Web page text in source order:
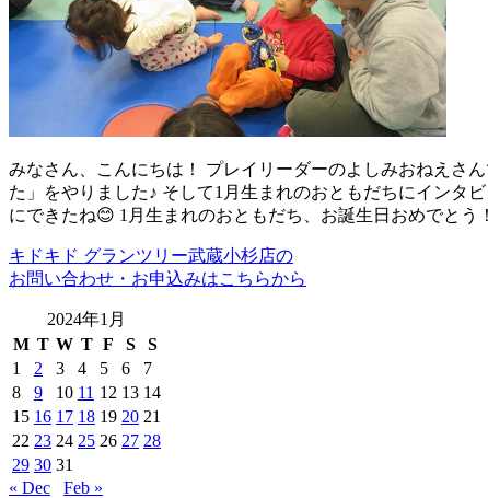
みなさん、こんにちは！ プレイリーダーのよしみおねえさ
た」をやりました♪ そして1月生まれのおともだちにインタ
にできたね😊 1月生まれのおともだち、お誕生日おめでと
キドキド グランツリー武蔵小杉店の
お問い合わせ・お申込みはこちらから
2024年1月
M T W T F S
S
1
2 3 4 5 6
7
8
9 10 11 12 13 14
15 16 17 18 19 20 21
22 23 24 25 26 27 28
29 30 31
« Dec
Feb »